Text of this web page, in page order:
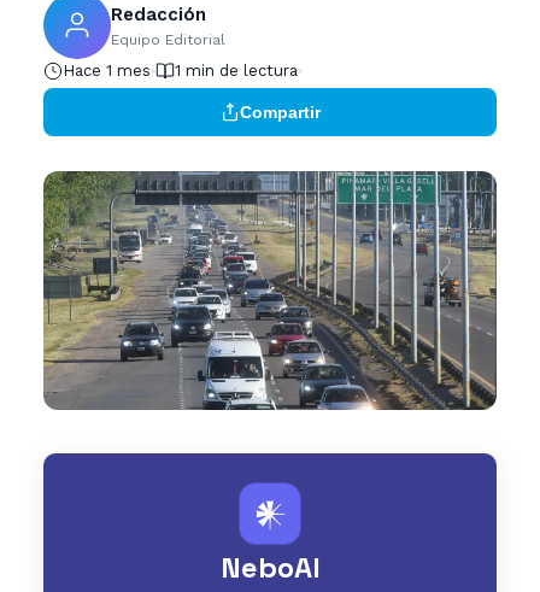
Redacción
Equipo Editorial
Hace 1 mes 1 min de lectura
Compartir
𒀭
NeboAI